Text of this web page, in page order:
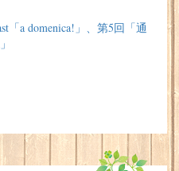
「a domenica!」、第5回「通